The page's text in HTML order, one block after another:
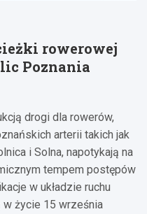
rowerowej
Poznania
drogi dla rowerów,
arterii takich jak
i Solna, napotykają na
tempem postępów
w układzie ruchu
życie 15 września